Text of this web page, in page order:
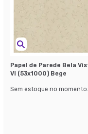
Papel de Parede Bela
Vl (53x1000) Bege
Sem estoque no momento...